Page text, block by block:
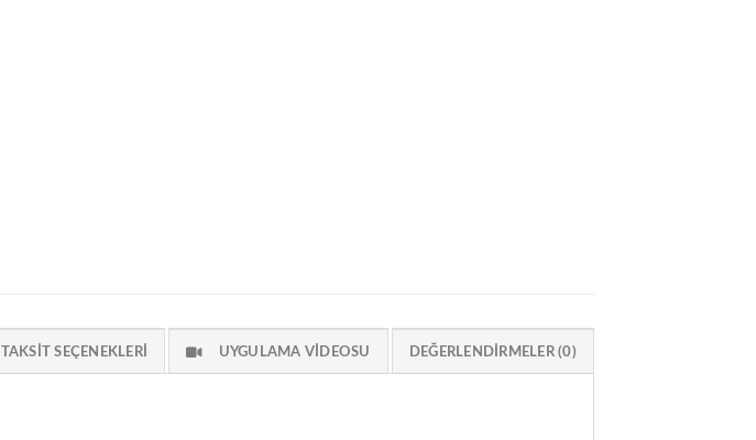
TAKSIT SEÇENEKLERI UYGULAMA VIDEOSU DEĞERLENDIRMELER (0)